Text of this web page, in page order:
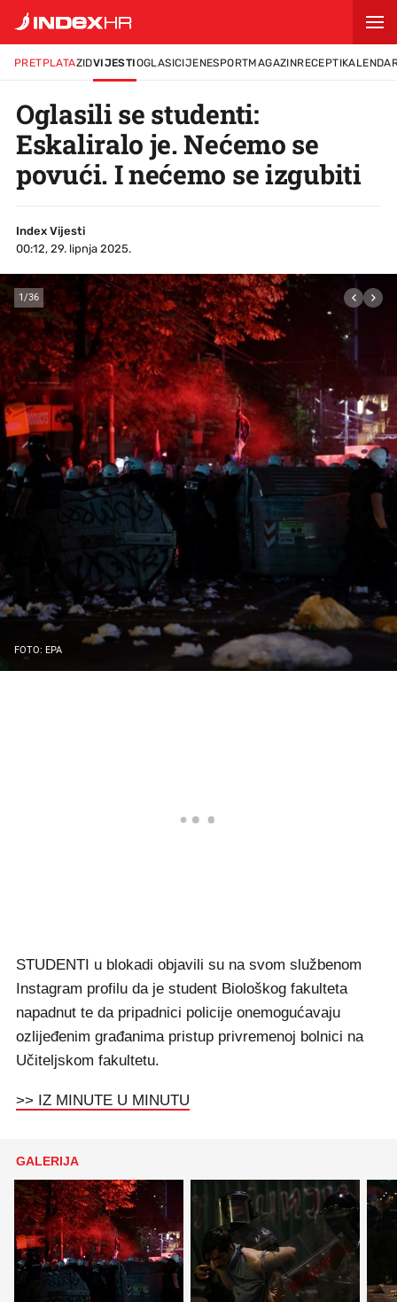
PRETPLATAZIDVIJESTIOGLASICIJENESPORTMAGAZINRECEPTI
Oglasili se studenti:
Eskaliralo je. Nećemo se
povući. I nećemo se izgubiti
Index Vijesti
00:12, 29. lipnja 2025.
1/36
FOTO: EPA
STUDENTI u blokadi objavili su na svom službenom
Instagram profilu da je student Biološkog fakulteta
napadnut te da pripadnici policije onemogućavaju
ozlijeđenim građanima pristup privremenoj bolnici na
Učiteljskom fakultetu.
>> IZ MINUTE U MINUTU
GALERIJA